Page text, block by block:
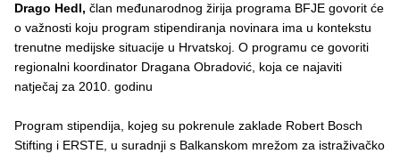
Drago Hedl, član međunarodnog žirija programa BFJE govorit će
o važnosti koju program stipendiranja novinara ima u kontekstu
trenutne medijske situacije u Hrvatskoj. O programu ce govoriti
regionalni koordinator Dragana Obradović, koja ce najaviti
natječaj za 2010. godinu
Program stipendija, kojeg su pokrenule zaklade Robert Bosch
Stifting i ERSTE, u suradnji s Balkanskom mrežom za istraživačko